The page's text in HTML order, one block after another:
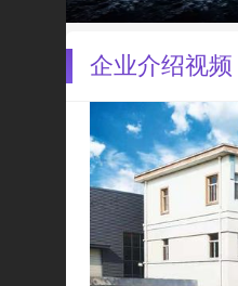
企业介绍视频